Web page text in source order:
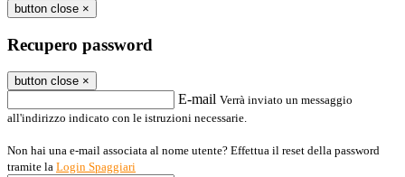
button close ×
Recupero password
button close ×
E-mail Verrà inviato un messaggio
all'indirizzo indicato con le istruzioni necessarie.
Non hai una e-mail associata al nome utente? Effettua il reset della password
tramite la Login Spaggiari